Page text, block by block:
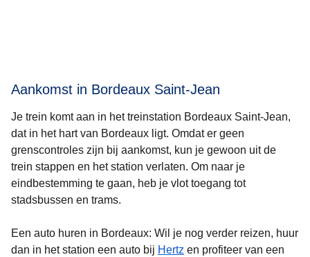
Aankomst in Bordeaux Saint-Jean
Je trein komt aan in het treinstation Bordeaux Saint-Jean,
dat in het hart van Bordeaux ligt. Omdat er geen
grenscontroles zijn bij aankomst, kun je gewoon uit de
trein stappen en het station verlaten. Om naar je
eindbestemming te gaan, heb je vlot toegang tot
stadsbussen en trams.
Een auto huren in Bordeaux: Wil je nog verder reizen, huur
dan in het station een auto bij Hertz en profiteer van een